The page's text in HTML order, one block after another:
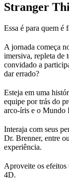
Stranger
Essa é para quem é
A jornada começa
imersiva, repleta de
convidado a
dar errado?
Esteja em uma
equipe por trás do
arco-íris e o Mundo
Interaja com seus
Dr. Brenner, entre
experiência.
Aproveite os
4D.